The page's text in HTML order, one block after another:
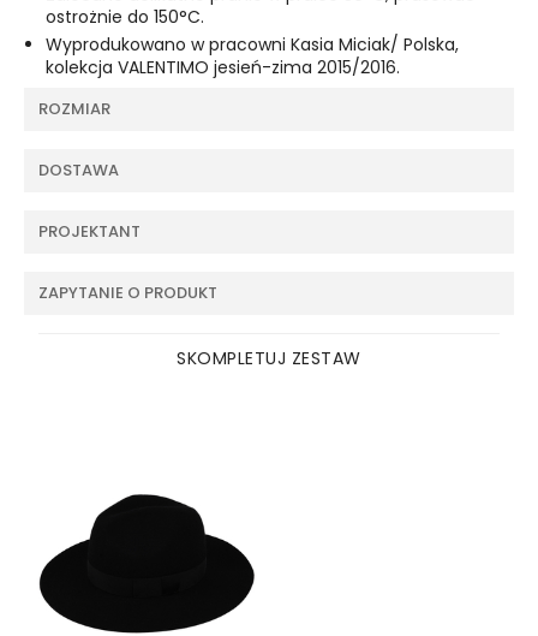
ostrożnie do 150°C.
Wyprodukowano w pracowni Kasia Miciak/ Polska,
kolekcja VALENTIMO jesień-zima 2015/2016.
ROZMIAR
DOSTAWA
PROJEKTANT
ZAPYTANIE O PRODUKT
SKOMPLETUJ ZESTAW